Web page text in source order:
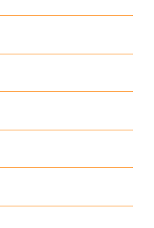
407